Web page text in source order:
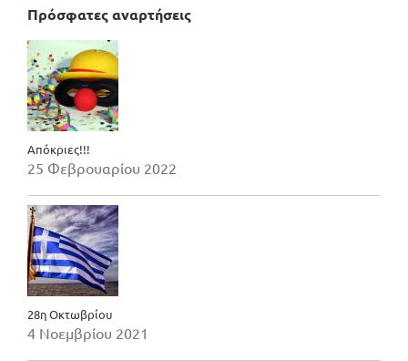
Πρόσφατες αναρτήσεις
Απόκριες!!!
25 Φεβρουαρίου 2022
28η Οκτωβρίου
4 Νοεμβρίου 2021